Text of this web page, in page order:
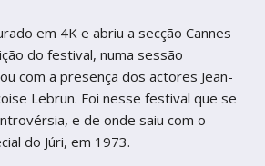
em 4K e abriu a secção Cannes
do festival, numa sessão
com a presença dos actores Jean-
Lebrun. Foi nesse festival que se
e de onde saiu com o
do Júri, em 1973.